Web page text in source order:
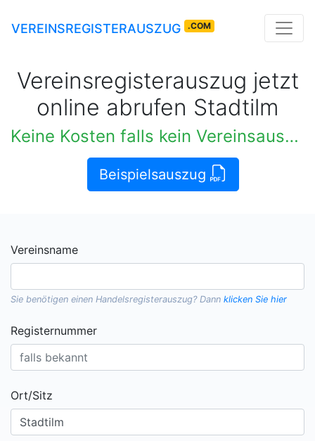
VEREINSREGISTERAUSZUG .COM
Vereinsregisterauszug jetzt
online abrufen Stadtilm
Keine Kosten falls kein Vereinsauszug verfügbar
Beispielsauszug
Vereinsname
Sie benötigen einen Handelsregisterauszug? Dann klicken Sie hier
Registernummer
Ort/Sitz